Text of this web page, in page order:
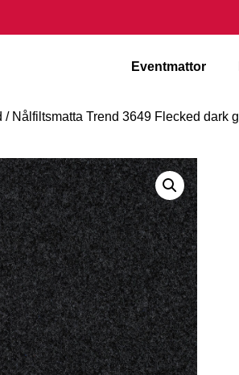
Eventmattor
/ Nålfiltsmatta Trend 3649 Flecked dark